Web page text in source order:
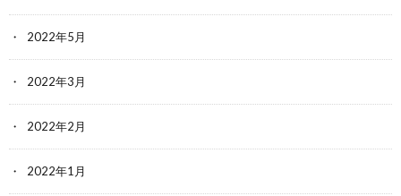
2022年5月
2022年3月
2022年2月
2022年1月